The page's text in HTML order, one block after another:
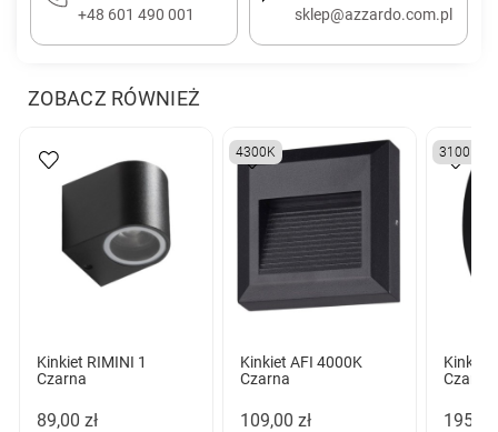
+48 601 490 001
sklep@azzardo.com.pl
ZOBACZ RÓWNIEŻ
Kinkiet RIMINI 1
Czarna
89,00 zł
4300K
Kinkiet AFI 4000K
Czarna
109,00 zł
3100K
Kinkiet
Czarna
195,00